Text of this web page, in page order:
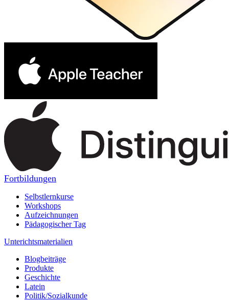
Fortbildungen
Selbstlernkurse
Workshops
Aufzeichnungen
Pädagogischer Tag
Unterichtsmaterialien
Blogbeiträge
Produkte
Geschichte
Latein
Politik/Sozialkunde